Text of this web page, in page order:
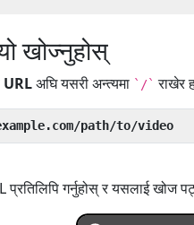
खोज्नुहोस्
URLअघि यसरी अन्त्यमा `/` राखेर
path/to/video
प्रतिलिपि गर्नुहोस् र यसलाई खोज